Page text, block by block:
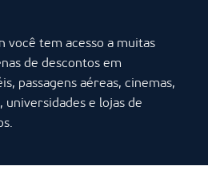
você tem acesso a muitas
de descontos em
passagens aéreas, cinemas,
universidades e lojas de